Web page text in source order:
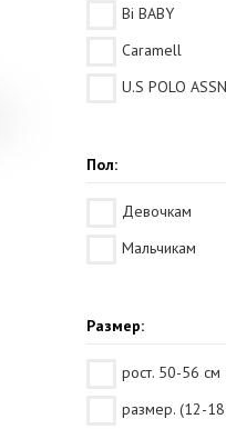
Bi BABY
Caramell
U.S POLO
Пол:
Девочкам
Мальчикам
Размер:
рост. 50-56 см
размер. (12-